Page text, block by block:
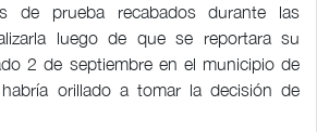
de prueba recabados durante las
luego de que se reportara su
2 de septiembre en el municipio de
orillado a tomar la decisión de